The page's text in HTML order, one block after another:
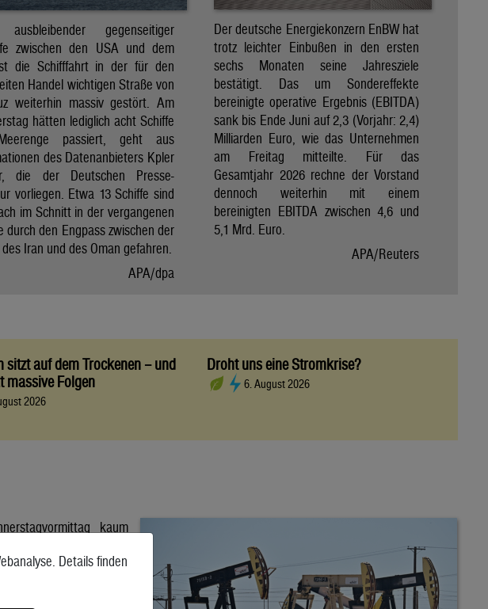
ausbleibender gegenseitiger
zwischen den USA und dem
die Schifffahrt in der für den
Handel wichtigen Straße von
weiterhin massiv gestört. Am
hätten lediglich acht Schiffe
passiert, geht aus
des Datenanbieters Kpler
die der Deutschen Presse-
vorliegen. Etwa 13 Schiffe sind
im Schnitt in der vergangenen
durch den Engpass zwischen der
Iran und des Oman gefahren.
APA/dpa
Der deutsche Energiekonzern EnBW hat
trotz leichter Einbußen in den ersten
sechs Monaten seine Jahresziele
bestätigt. Das um Sondereffekte
bereinigte operative Ergebnis (EBITDA)
sank bis Ende Juni auf 2,3 (Vorjahr: 2,4)
Milliarden Euro, wie das Unternehmen
am Freitag mitteilte. Für das
Gesamtjahr 2026 rechne der Vorstand
dennoch weiterhin mit einem
bereinigten EBITDA zwischen 4,6 und
5,1 Mrd. Euro.
APA/Reuters
sitzt auf dem Trockenen – und
massive Folgen
2026
Droht uns eine Stromkrise?
6. August 2026
kaum
Oktober kostete am
Prozent mehr als am
Details finden